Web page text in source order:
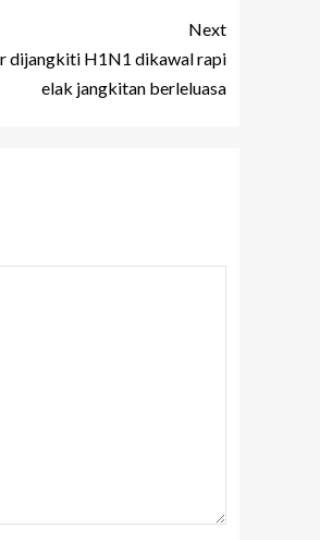
Next
dijangkiti H1N1 dikawal rapi
elak jangkitan berleluasa